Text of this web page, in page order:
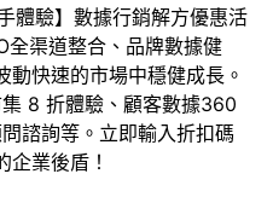
體驗】數據行銷解方優惠活
全渠道整合、品牌數據健
快速的市場中穩健成長。
8 折體驗、顧客數據360
諮詢等。立即輸入折扣碼
企業後盾！